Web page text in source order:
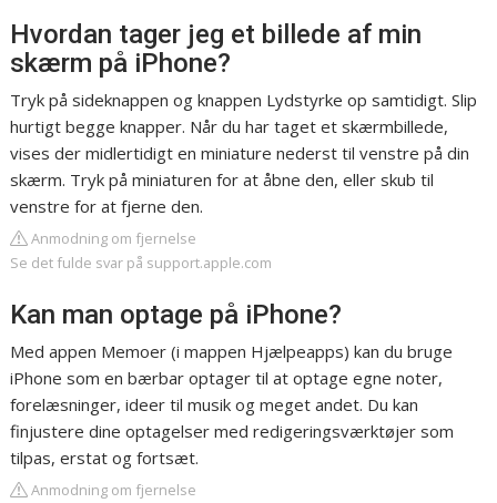
Hvordan tager jeg et billede af min
skærm på iPhone?
Tryk på sideknappen og knappen Lydstyrke op samtidigt. Slip
hurtigt begge knapper. Når du har taget et skærmbillede,
vises der midlertidigt en miniature nederst til venstre på din
skærm. Tryk på miniaturen for at åbne den, eller skub til
venstre for at fjerne den.
Anmodning om fjernelse
Se det fulde svar på support.apple.com
Kan man optage på iPhone?
Med appen Memoer (i mappen Hjælpeapps) kan du bruge
iPhone som en bærbar optager til at optage egne noter,
forelæsninger, ideer til musik og meget andet. Du kan
finjustere dine optagelser med redigeringsværktøjer som
tilpas, erstat og fortsæt.
Anmodning om fjernelse